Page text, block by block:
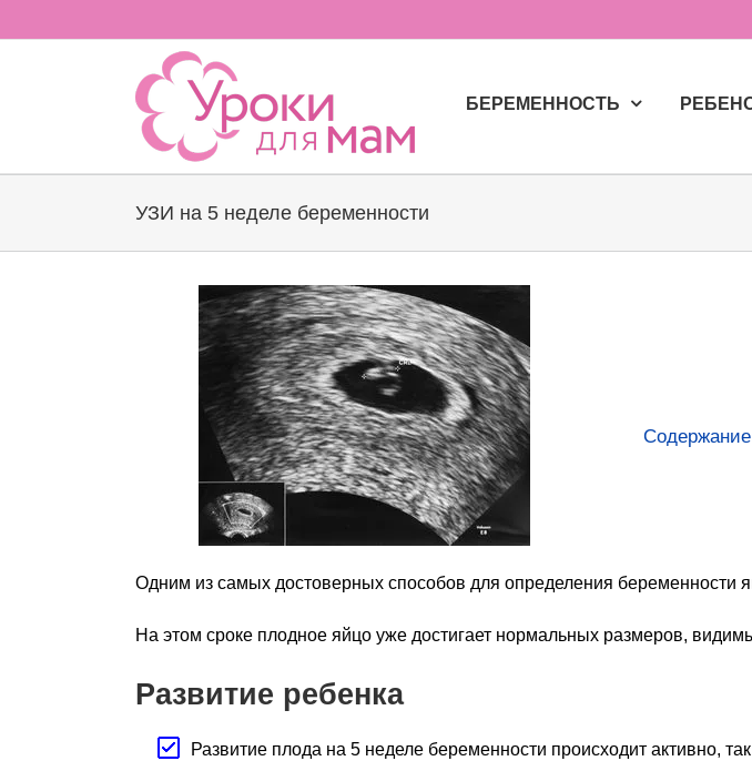
to
БЕРЕМЕННОСТЬ
УЗИ на 5 неделе беременности
Содержание
Одним из самых достоверных способов для определения беременности
На этом сроке плодное яйцо уже достигает нормальных размеров,
Развитие ребенка
Развитие плода на 5 неделе беременности происходит активно,